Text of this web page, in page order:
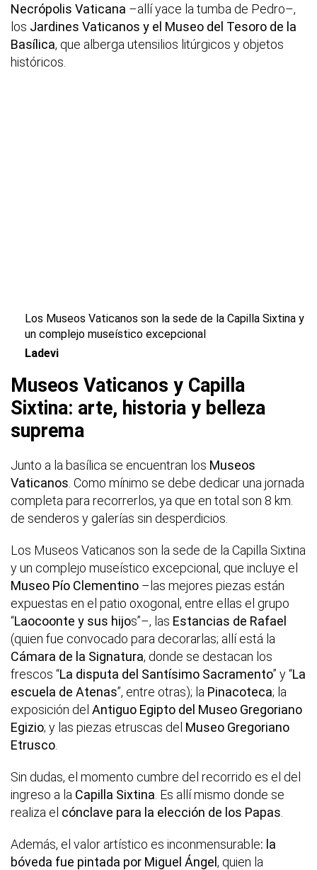
Necrópolis Vaticana –allí yace la tumba de Pedro–,
los Jardines Vaticanos y el Museo del Tesoro de la
Basílica, que alberga utensilios litúrgicos y objetos
históricos.
Los Museos Vaticanos son la sede de la Capilla Sixtina y
un complejo museístico excepcional
Ladevi
Museos Vaticanos y Capilla
Sixtina: arte, historia y belleza
suprema
Junto a la basílica se encuentran los Museos
Vaticanos . Como mínimo se debe dedicar una jornada
completa para recorrerlos, ya que en total son 8 km.
de senderos y galerías sin desperdicios.
Los Museos Vaticanos son la sede de la Capilla Sixtina
y un complejo museístico excepcional, que incluye el
Museo Pío Clementino –las mejores piezas están
expuestas en el patio oxogonal, entre ellas el grupo
“Laocoonte y sus hijos”–, las Estancias de Rafael
(quien fue convocado para decorarlas; allí está la
Cámara de la Signatura, donde se destacan los
frescos “La disputa del Santísimo Sacramento” y “La
escuela de Atenas”, entre otras); la Pinacoteca; la
exposición del Antiguo Egipto del Museo Gregoriano
Egizio; y las piezas etruscas del Museo Gregoriano
Etrusco
Sin dudas, el momento cumbre del recorrido es el del
ingreso a la Capilla Sixtina . Es allí mismo donde se
realiza el cónclave para la elección de los Papas
Además, el valor artístico es inconmensurable: la
bóveda fue pintada por Miguel Ángel, quien la